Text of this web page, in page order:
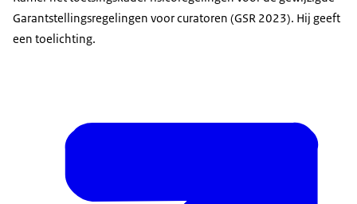
Garantstellingsregelingen voor curatoren (GSR 2023). Hij geeft
een toelichting.